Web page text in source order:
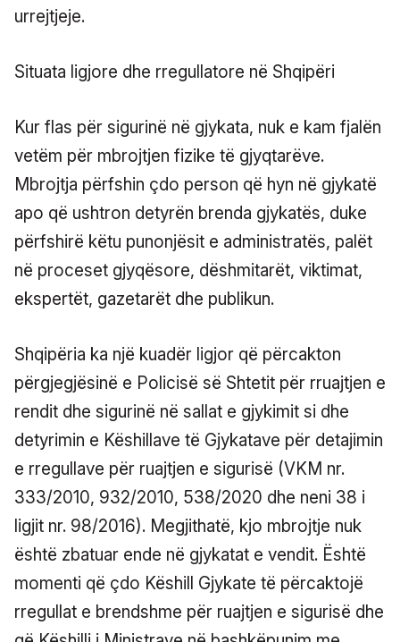
urrejtjeje.
Situata ligjore dhe rregullatore në Shqipëri
Kur flas për sigurinë në gjykata, nuk e kam fjalën
vetëm për mbrojtjen fizike të gjyqtarëve.
Mbrojtja përfshin çdo person që hyn në gjykatë
apo që ushtron detyrën brenda gjykatës, duke
përfshirë këtu punonjësit e administratës, palët
në proceset gjyqësore, dëshmitarët, viktimat,
ekspertët, gazetarët dhe publikun.
Shqipëria ka një kuadër ligjor që përcakton
përgjegjësinë e Policisë së Shtetit për rruajtjen e
rendit dhe sigurinë në sallat e gjykimit si dhe
detyrimin e Këshillave të Gjykatave për detajimin
e rregullave për ruajtjen e sigurisë (VKM nr.
333/2010, 932/2010, 538/2020 dhe neni 38 i
ligjit nr. 98/2016). Megjithatë, kjo mbrojtje nuk
është zbatuar ende në gjykatat e vendit. Është
momenti që çdo Këshill Gjykate të përcaktojë
rregullat e brendshme për ruajtjen e sigurisë dhe